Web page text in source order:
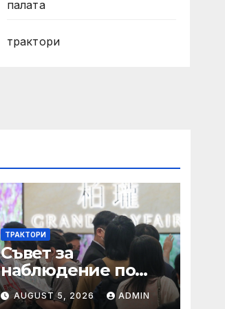
палата
трактори
ТРАКТОРИ
Съвет за
наблюдение по
Закона за хората с
увреждания
AUGUST 5, 2026 ADMIN